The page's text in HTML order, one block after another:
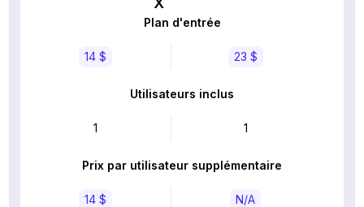
Plan d'entrée
14 $ 23 $
Utilisateurs inclus
1 1
Prix par utilisateur supplémentaire
14 $ N/A